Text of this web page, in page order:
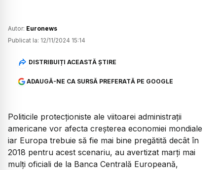
Autor: Euronews
Publicat la: 12/11/2024 15:14
DISTRIBUIȚI ACEASTĂ ȘTIRE
ADAUGĂ-NE CA SURSĂ PREFERATĂ PE GOOGLE
Politicile protecţioniste ale viitoarei administraţii
americane vor afecta creşterea economiei mondiale
iar Europa trebuie să fie mai bine pregătită decât în
2018 pentru acest scenariu, au avertizat marţi mai
mulţi oficiali de la Banca Centrală Europeană,